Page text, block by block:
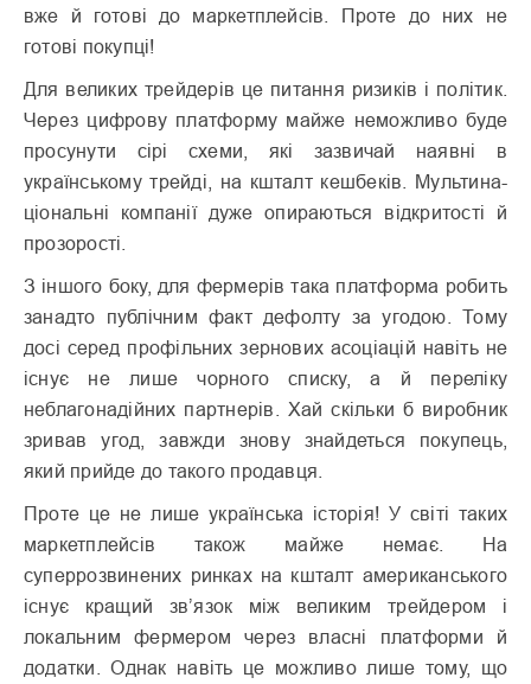
вже й готові до маркетплейсів. Проте до них не
готові покупці!
Для великих трейдерів це питання ризиків і політик.
Через цифрову платформу майже неможливо буде
просунути сірі схеми, які зазвичай наявні в
українському трейді, на кшталт кешбеків. Мульти­на­
ціональ­ні компанії дуже опираються відкритості й
прозорості.
З іншого боку, для фермерів така платформа робить
занадто публічним факт дефолту за угодою. Тому
досі серед профільних зернових асоціацій навіть не
існує не лише чорного списку, а й переліку
неблагонадійних партнерів. Хай скільки б виробник
зривав угод, завжди знову знайдеться покупець,
який прийде до такого продавця.
Проте це не лише українська історія! У світі таких
маркетплейсів також майже немає. На
суперрозвинених ринках на кшталт американського
існує кращий зв’язок між великим трейдером і
локальним фермером через власні платформи й
додатки. Однак навіть це можливо лише тому, що